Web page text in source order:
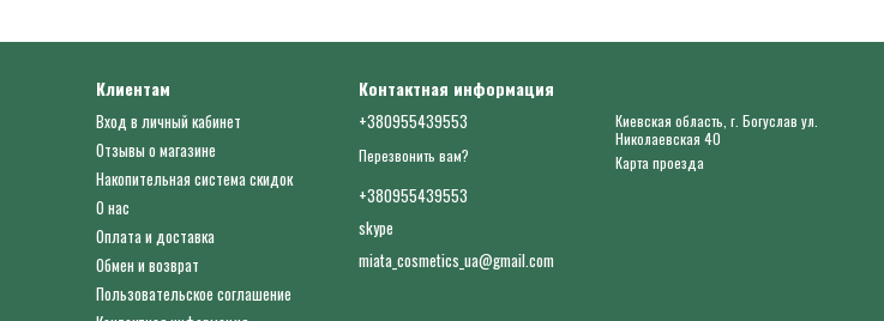
Клиентам
Вход в личный кабинет
Отзывы о магазине
Накопительная система скидок
О нас
Оплата и доставка
Обмен и возврат
Пользовательское соглашение
Контактная информация
+380955439553
Перезвонить вам?
+380955439553
skype
miata_cosmetics_ua@gmail.com
Киевская область, г. Богуслав ул.
Николаевская 40
Карта проезда